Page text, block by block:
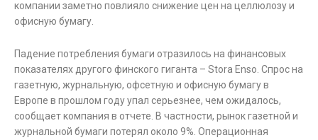
компании заметно повлияло снижение цен на целлюлозу и
офисную бумагу.
Падение потребления бумаги отразилось на финансовых
показателях другого финского гиганта – Stora Enso. Спрос на
газетную, журнальную, офсетную и офисную бумагу в
Европе в прошлом году упал серьезнее, чем ожидалось,
сообщает компания в отчете. В частности, рынок газетной и
журнальной бумаги потерял около 9%. Операционная